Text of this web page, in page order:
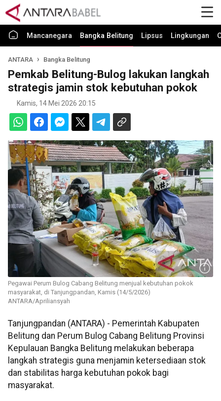
Mancanegara Bangka Belitung Lipsus Lingkungan
ANTARA Bangka Belitung
Pemkab Belitung-Bulog lakukan langkah
strategis jamin stok kebutuhan pokok
Kamis, 14 Mei 2026 20:15
Pegawai Perum Bulog Cabang Belitung menjual kebutuhan pokok
masyarakat, di Tanjungpandan, Kamis (14/5/2026)
ANTARA/Apriliansyah
Tanjungpandan (ANTARA) - Pemerintah Kabupaten
Belitung dan Perum Bulog Cabang Belitung Provinsi
Kepulauan Bangka Belitung melakukan beberapa
langkah strategis guna menjamin ketersediaan stok
dan stabilitas harga kebutuhan pokok bagi
masyarakat.